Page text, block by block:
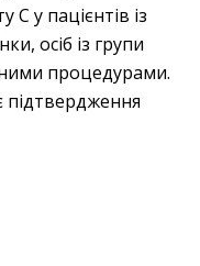
C у пацієнтів із
осіб із групи
процедурами.
підтвердження